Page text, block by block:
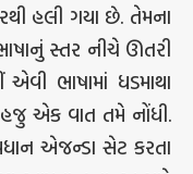
હલી ગયા છે. તેમના
સ્તર નીચે ઊતરી
ભાષામાં ધડમાથા
એક વાત તમે નોંધી.
એજન્ડા સેટ કરતા